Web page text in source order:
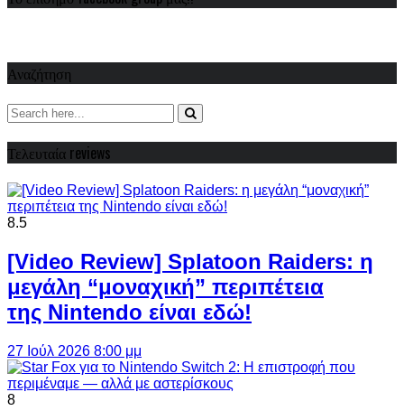
Αναζήτηση
Τελευταία reviews
8.5
[Video Review] Splatoon Raiders: η
μεγάλη “μοναχική” περιπέτεια
της Nintendo είναι εδώ!
27 Ιούλ 2026 8:00 μμ
8